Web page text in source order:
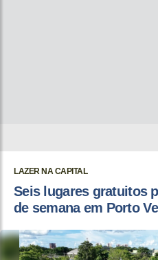
LAZER NA CAPITAL
Seis lugares gratuitos
de semana em Porto